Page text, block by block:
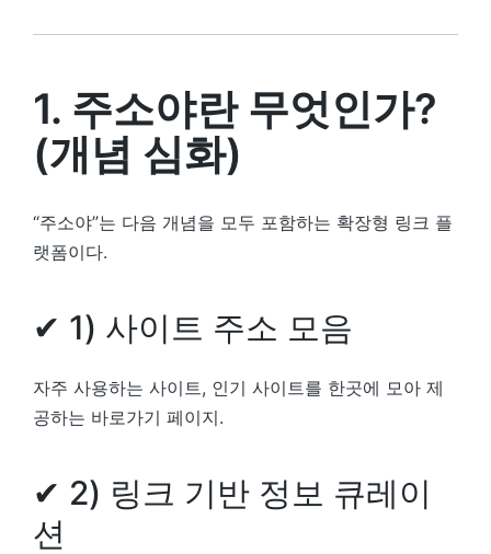
1. 주소야란 무엇인가?
(개념 심화)
“주소야”는 다음 개념을 모두 포함하는 확장형 링크 플
랫폼이다.
✔ 1) 사이트 주소 모음
자주 사용하는 사이트, 인기 사이트를 한곳에 모아 제
공하는 바로가기 페이지.
✔ 2) 링크 기반 정보 큐레이
션